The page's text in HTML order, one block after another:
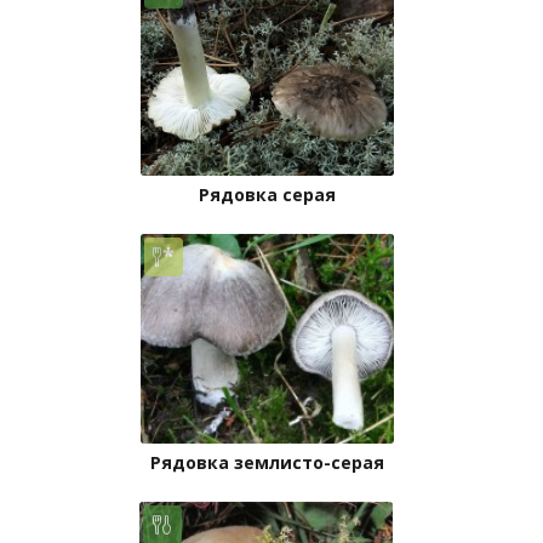
Рядовка серая
Рядовка землисто-серая